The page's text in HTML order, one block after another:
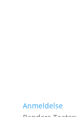
Anmeldelse